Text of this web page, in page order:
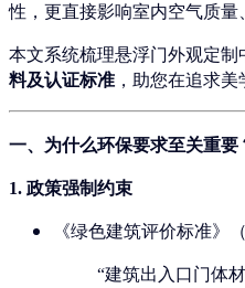
性，更直接影响室内空气质量
本文系统梳理悬浮门外观定制
料及认证标准 ，助您在追求
一、为什么环保要求至关重要
1. 政策强制约束
《绿色建筑评价标准》
“建筑出入口门体